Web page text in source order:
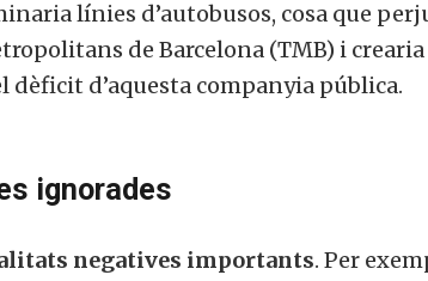
línies d’autobusos, cosa que
de Barcelona (TMB) i
d’aquesta companyia pública.
ignorades
negatives importants. Per